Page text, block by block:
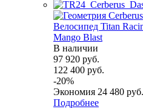
Велосипед Titan
Mango Blast
В наличии
97 920 руб.
122 400 руб.
-20%
Экономия 24 480 руб.
Подробнее